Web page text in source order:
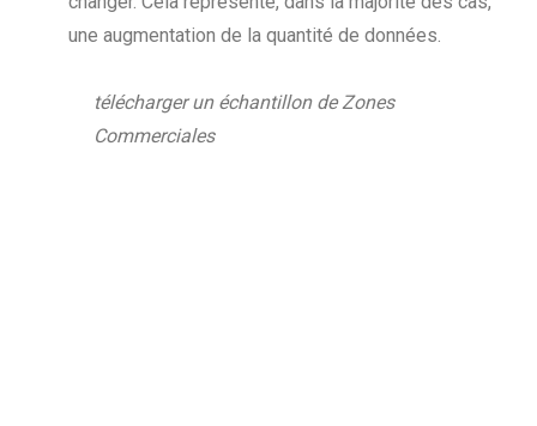
une augmentation de la quantité de données.
télécharger un échantillon de Zones
Commerciales